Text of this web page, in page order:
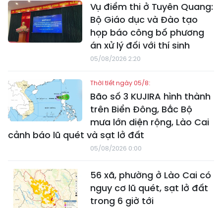
Vụ điểm thi ở Tuyên Quang:
Bộ Giáo dục và Đào tạo
họp báo công bố phương
án xử lý đối với thí sinh
05/08/2026 2:20
Thời tiết ngày 05/8:
Bão số 3 KUJIRA hình thành
trên Biển Đông, Bắc Bộ
mưa lớn diện rộng, Lào Cai
cảnh báo lũ quét và sạt lở đất
05/08/2026 0:00
56 xã, phường ở Lào Cai có
nguy cơ lũ quét, sạt lở đất
trong 6 giờ tới